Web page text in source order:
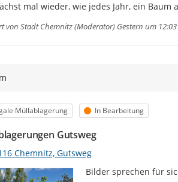
mal wieder, wie jedes Jahr, ein
von Stadt Chemnitz (Moderator) Gestern um 12:03
Müllablagerung Status
In Bearbeitung
Gutsweg
Chemnitz, Gutsweg
Bilder sprechen für